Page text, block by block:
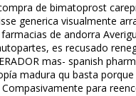
de bimatoprost
generica visualmente
de andorra
es recusado
mas- spanish
madura qu basta
​​para